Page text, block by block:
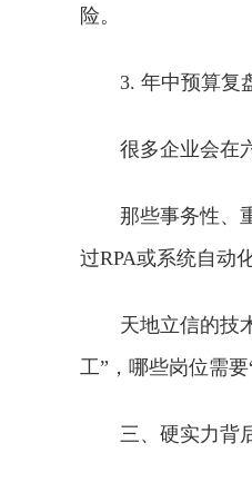
险。
3. 年中预算复
很多企业会在
那些事务性、
过RPA或系统自动
天地立信的技
工”，哪些岗位需
三、硬实力背